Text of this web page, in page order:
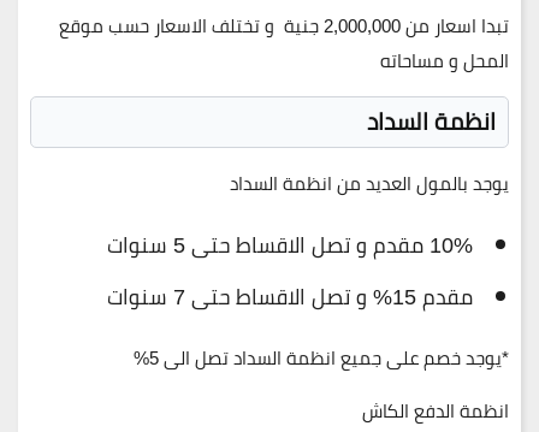
تبدا اسعار من 2,000,000 جنية و تختلف الاسعار حسب موقع
المحل و مساحاته
انظمة السداد
يوجد بالمول العديد من انظمة السداد
10% مقدم و تصل الاقساط حتى 5 سنوات
مقدم 15% و تصل الاقساط حتى 7 سنوات
*يوجد خصم على جميع انظمة السداد تصل الى 5%
انظمة الدفع الكاش